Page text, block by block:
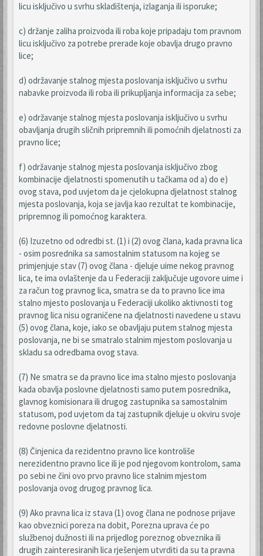
licu isključivo u svrhu skladištenja, izlaganja ili isporuke;
c) držanje zaliha proizvoda ili roba koje pripadaju tom pravnom
licu isključivo za potrebe prerade koje obavlja drugo pravno
lice;
d) održavanje stalnog mjesta poslovanja isključivo u svrhu
nabavke proizvoda ili roba ili prikupljanja informacija za sebe;
e) održavanje stalnog mjesta poslovanja isključivo u svrhu
obavljanja drugih sličnih pripremnih ili pomoćnih djelatnosti za
pravno lice;
f) održavanje stalnog mjesta poslovanja isključivo zbog
kombinacije djelatnosti spomenutih u tačkama od a) do e)
ovog stava, pod uvjetom da je cjelokupna djelatnost stalnog
mjesta poslovanja, koja se javlja kao rezultat te kombinacije,
pripremnog ili pomoćnog karaktera.
(6) Izuzetno od odredbi st. (1) i (2) ovog člana, kada pravna lica
- osim posrednika sa samostalnim statusom na kojeg se
primjenjuje stav (7) ovog člana - djeluje uime nekog pravnog
lica, te ima ovlaštenje da u Federaciji zaključuje ugovore uime i
za račun tog pravnog lica, smatra se da to pravno lice ima
stalno mjesto poslovanja u Federaciji ukoliko aktivnosti tog
pravnog lica nisu ograničene na djelatnosti navedene u stavu
(5) ovog člana, koje, iako se obavljaju putem stalnog mjesta
poslovanja, ne bi se smatralo stalnim mjestom poslovanja u
skladu sa odredbama ovog stava.
(7) Ne smatra se da pravno lice ima stalno mjesto poslovanja
kada obavlja poslovne djelatnosti samo putem posrednika,
glavnog komisionara ili drugog zastupnika sa samostalnim
statusom, pod uvjetom da taj zastupnik djeluje u okviru svoje
redovne poslovne djelatnosti.
(8) Činjenica da rezidentno pravno lice kontroliše
nerezidentno pravno lice ili je pod njegovom kontrolom, sama
po sebi ne čini ovo prvo pravno lice stalnim mjestom
poslovanja ovog drugog pravnog lica.
(9) Ako pravna lica iz stava (1) ovog člana ne podnose prijave
kao obveznici poreza na dobit, Porezna uprava će po
službenoj dužnosti ili na prijedlog poreznog obveznika ili
drugih zainteresiranih lica rješenjem utvrditi da su ta pravna